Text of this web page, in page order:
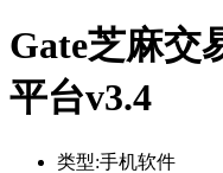
Gate芝麻交
平台v3.4
类型:手机软件